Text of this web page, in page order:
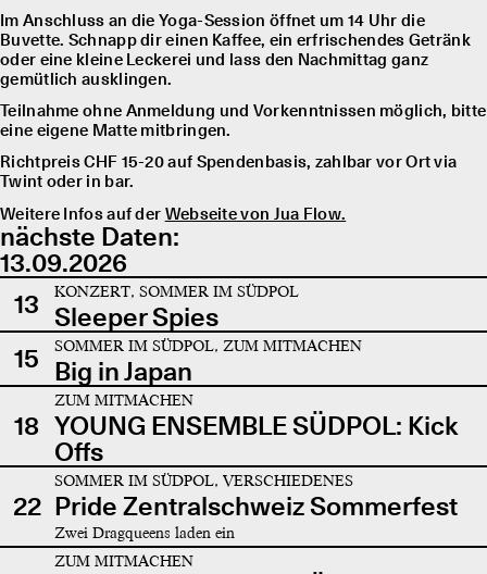
Im Anschluss an die Yoga-Session öffnet um 14 Uhr die
Buvette. Schnapp dir einen Kaffee, ein erfrischendes Getränk
oder eine kleine Leckerei und lass den Nachmittag ganz
gemütlich ausklingen.
Teilnahme ohne Anmeldung und Vorkenntnissen möglich, bitte
eine eigene Matte mitbringen.
Richtpreis CHF 15-20 auf Spendenbasis, zahlbar vor Ort via
Twint oder in bar.
Weitere Infos auf der Webseite von Jua Flow.
nächste Daten:
13.09.2026
13
KONZERT, SOMMER IM SÜDPOL
Sleeper Spies
15
SOMMER IM SÜDPOL, ZUM MITMACHEN
Big in Japan
18
ZUM MITMACHEN
YOUNG ENSEMBLE SÜDPOL: Kick
Offs
22
SOMMER IM SÜDPOL, VERSCHIEDENES
Pride Zentralschweiz Sommerfest
Zwei Dragqueens laden ein
ZUM MITMACHEN